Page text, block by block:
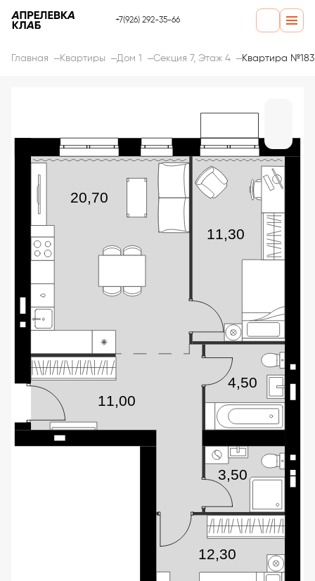
+7(926) 292-35-66
Главная Квартиры Дом 1 Секция 7, Этаж 4 Квартира №183